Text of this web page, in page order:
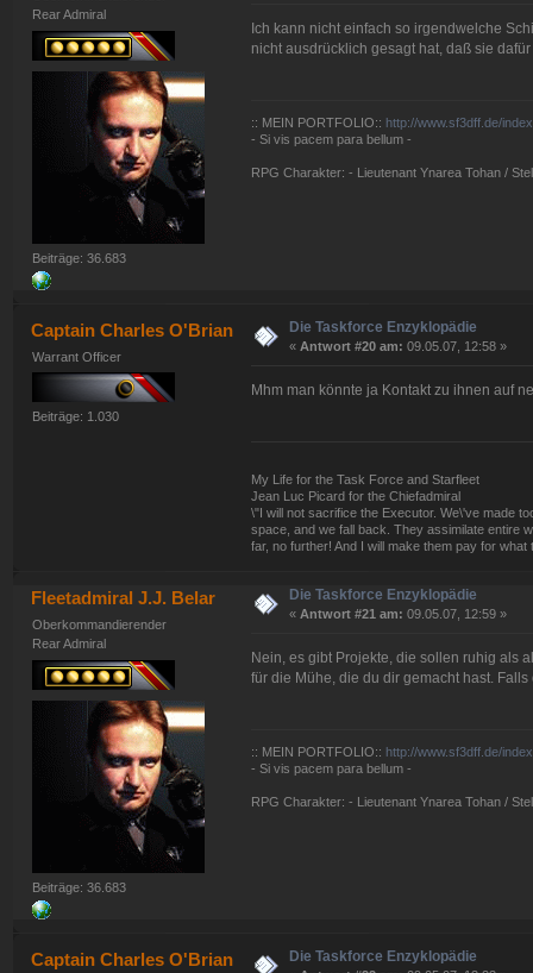
Rear Admiral
Beiträge: 36.683
Ich kann nicht einfach so irgendwelche
nicht ausdrücklich gesagt hat, daß sie
:: MEIN PORTFOLIO:: http://www.sf3dff.de/
- Si vis pacem para bellum -
RPG Charakter: - Lieutenant Ynarea Tohan /
Captain Charles O'Brian
Warrant Officer
Beiträge: 1.030
Die Taskforce Enzyklopädie
« Antwort #20 am: 09.05.07, 12:58 »
Mhm man könnte ja Kontakt zu ihnen auf
My Life for the Task Force and Starfleet
Jean Luc Picard for the Chiefadmiral
\"I will not sacrifice the Executor. We\'ve made
space, and we fall back. They assimilate entire
far, no further! And I will make them pay for what
Fleetadmiral J.J. Belar
Oberkommandierender
Rear Admiral
Beiträge: 36.683
Die Taskforce Enzyklopädie
«Antwort #21 am: 09.05.07, 12:59 »
Nein, es gibt Projekte, die sollen ruhig als
für die Mühe, die du dir gemacht hast.
:: MEIN PORTFOLIO:: http://www.sf3dff.de/
- Si vis pacem para bellum -
RPG Charakter: - Lieutenant Ynarea Tohan /
Captain Charles O'Brian Die Taskforce Enzyklopädie